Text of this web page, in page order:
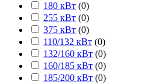
180 кВт (0)
255 кВт (0)
375 кВт (0)
110/132 кВт (0)
132/160 кВт (0)
160/185 кВт (0)
185/200 кВт (0)